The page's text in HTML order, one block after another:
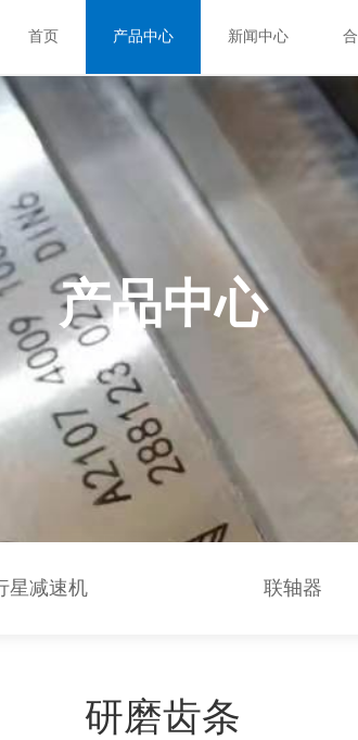
首页 产品中心 新闻中心
产品中心
星减速机 联轴器
研磨齿条